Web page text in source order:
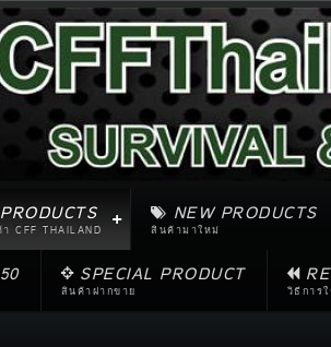
PRODUCTS
CFF THAILAND
NEW PRODUCTS
สินค้ามาใหม่
SPECIAL PRODUCT
สินค้าฝากขาย วิธีการ